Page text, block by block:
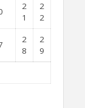
2
1
2
2
2
8
2
9